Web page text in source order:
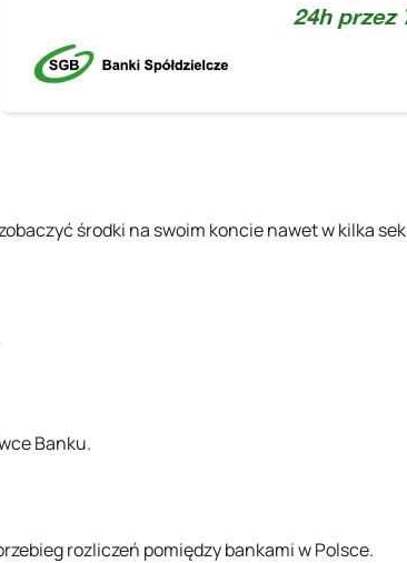
środki na swoim koncie nawet w kilka
Banku.
rozliczeń pomiędzy bankami w Polsce.